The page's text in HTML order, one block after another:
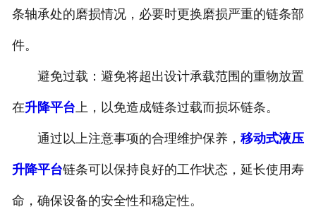
条轴承处的磨损情况，必要时更换磨损严重的链条部
件。
避免过载：避免将超出设计承载范围的重物放置
在升降平台上，以免造成链条过载而损坏链条。
通过以上注意事项的合理维护保养， 移动式液压
升降平台链条可以保持良好的工作状态，延长使用寿
命，确保设备的安全性和稳定性。